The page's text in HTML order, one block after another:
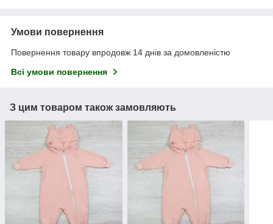
Умови повернення
Повернення товару впродовж 14 днів за домовленістю
Всі умови повернення
З цим товаром також замовляють